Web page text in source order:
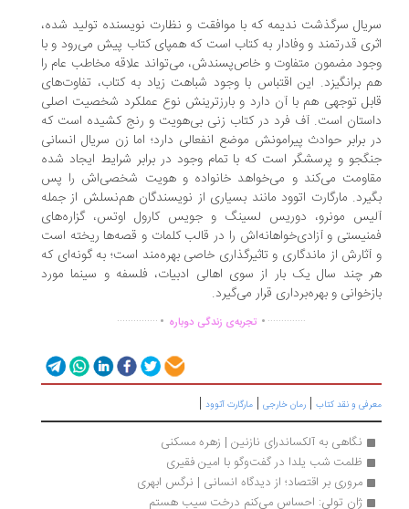
سرگذشت ندیمه که با موافقت و نظارت نویسنده تولید شده،
قدرتمند و وفادار به کتاب است که همپای کتاب پیش می‌رود و با
مضمون متفاوت و خاص‌پسندش، می‌تواند علاقه مخاطب عام را
برانگیزد. این اقتباس با وجود شباهت زیاد به کتاب، تفاوت‌های
توجهی هم با آن دارد و بارزترینش نوع عملکرد شخصیت اصلی
است. آف فرد در کتاب زنی بی‌هویت و رنج کشیده است که
برابر حوادث پیرامونش موضع انفعالی دارد؛ اما زن سریال انسانی
و پرسشگر است که با تمام وجود در برابر شرایط ایجاد شده
می‌کند و می‌خواهد خانواده و هویت شخصی‌اش را پس
مارگارت اتوود مانند بسیاری از نویسندگان هم‌نسلش از جمله
مونرو، دوریس لسینگ و جویس کارول اوتس، گزاره‌های
و آزادی‌خواهانه‌اش را در قالب کلمات و قصه‌ها ریخته است
از ماندگاری و تاثیرگذاری خاصی بهره‌مند است؛ به گونه‌ای که
چند سال یک بار از سوی اهالی ادبیات، فلسفه و سینما مورد
و بهره‌برداری قرار می‌گیرد.
............... .تجربه‌ی زندگی دوباره ...............
و نقد کتاب|رمان خارجی|مارگارت آتوود|
نگاهی به آلکساندرای نازنین | زهره مسکنی
ظلمت شب یلدا در گفت‌وگو با امین فقیری
مروری بر اقتصاد؛ از دیدگاه انسانی | نرگس ابهری
ژان تولی: احساس می‌کنم درخت سیب هستم